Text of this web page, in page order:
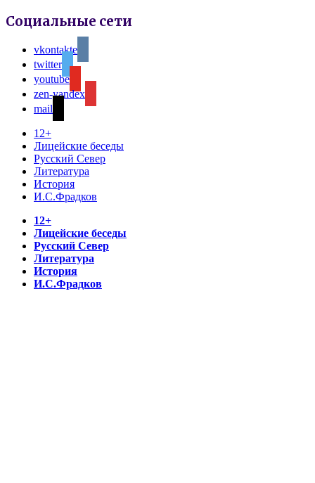
Социальные сети
vkontakte
twitter
youtube
zen-yandex
mail
12+
Лицейские беседы
Русский Север
Литература
История
И.С.Фрадков
12+
Лицейские беседы
Русский Север
Литература
История
И.С.Фрадков